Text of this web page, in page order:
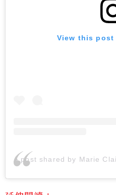
View this post
A post shared by Marie